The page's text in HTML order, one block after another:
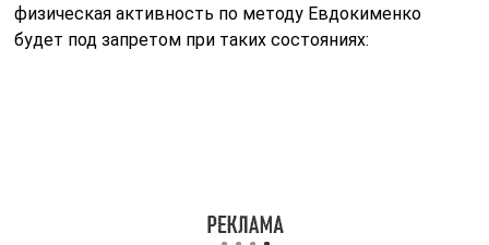
физическая активность по методу Евдокименко
будет под запретом при таких состояниях: